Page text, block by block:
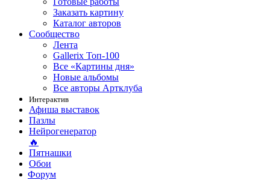
Заказать картину
Каталог авторов
Сообщество
Лента
Gallerix Топ-100
Все «Картины дня»
Новые альбомы
Все авторы Артклуба
Интерактив
Афиша выставок
Пазлы
Нейрогенератор
🔥
Пятнашки
Обои
Форум